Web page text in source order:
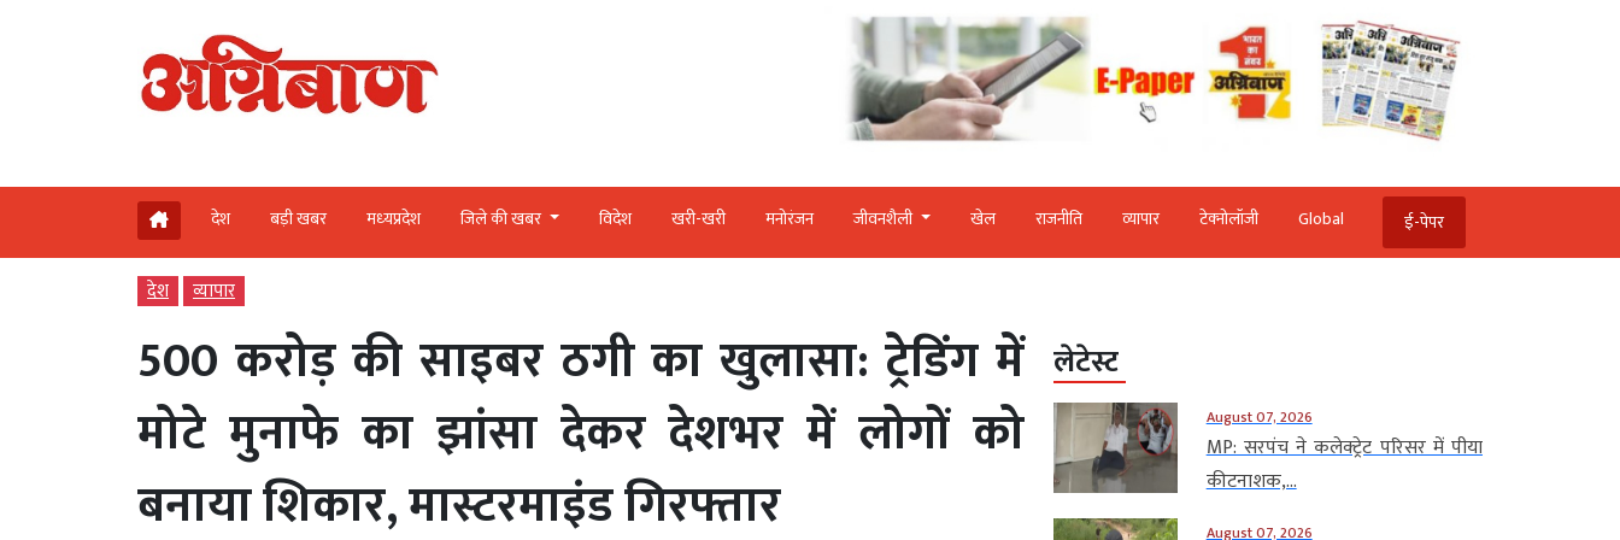
देश बड़ी खबर मध्‍यप्रदेश जिले की खबर विदेश खरी-खरी मनोरंजन जीवनशैली खेल राजनीति व्‍यापार टेक्‍नोलॉजी Global ई-पेपर
देश व्‍यापार
500 करोड़ की साइबर ठगी का खुलासा: ट्रेडिंग में
मोटे मुनाफे का झांसा देकर देशभर में लोगों को
बनाया शिकार, मास्टरमाइंड गिरफ्तार
लेटेस्ट
August 07, 2026
MP: सरपंच ने कलेक्ट्रेट परिसर में पीया
कीटनाशक,...
August 07, 2026